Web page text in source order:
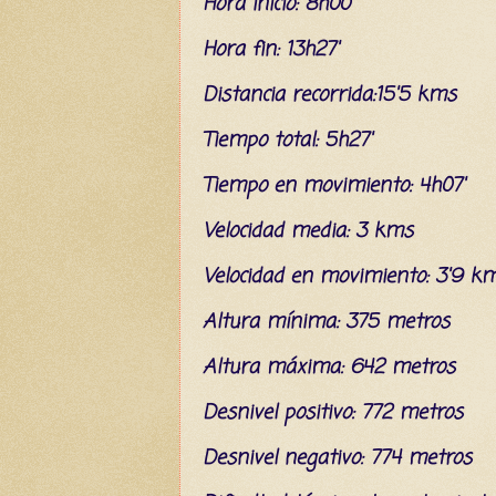
Hora fin: 13h27'
Distancia recorrida:15'5 kms
Tiempo total: 5h27'
Tiempo en movimiento: 4h07'
Velocidad media: 3 kms
Velocidad en movimiento: 3'9
Altura mínima: 375 metros
Altura máxima: 642 metros
Desnivel positivo: 772 metros
Desnivel negativo: 774 metros